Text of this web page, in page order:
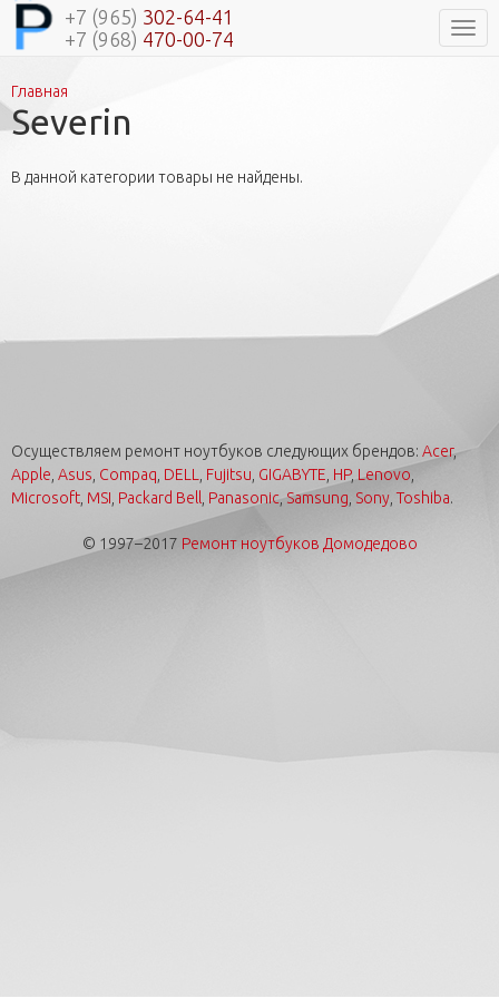
+7 (965) 302-64-41
+7 (968) 470-00-74
Вы здесь
Главная
Severin
В данной категории товары не найдены.
Осуществляем ремонт ноутбуков следующих брендов: Acer,
Apple Asus Compaq DELL Fujitsu GIGABYTE HP, Lenovo
Microsoft MSI Packard Bell Panasonic,Samsung Sony Toshiba.
© 1997–2017 Ремонт ноутбуков Домодедово